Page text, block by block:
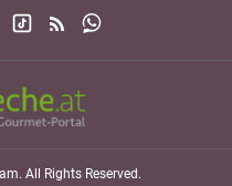
All Rights Reserved.